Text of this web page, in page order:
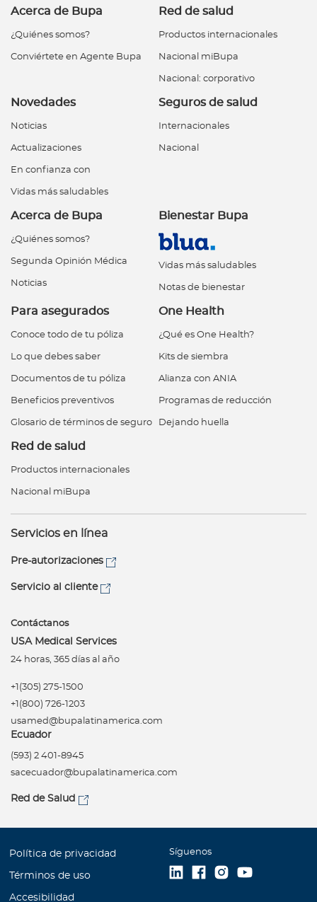
Acerca de Bupa
¿Quiénes somos?
Conviértete en Agente Bupa
Red de salud
Productos internacionales
Nacional miBupa
Nacional: corporativo
Novedades
Noticias
Actualizaciones
En confianza con
Vidas más saludables
Seguros de salud
Internacionales
Nacional
Acerca de Bupa
¿Quiénes somos?
Segunda Opinión Médica
Noticias
Bienestar Bupa
Vidas más saludables
Notas de bienestar
Para asegurados
Conoce todo de tu póliza
Lo que debes saber
Documentos de tu póliza
Beneficios preventivos
Glosario de términos de seguro
One Health
¿Qué es One Health?
Kits de siembra
Alianza con ANIA
Programas de reducción
Dejando huella
Red de salud
Productos internacionales
Nacional miBupa
Servicios en línea
Pre-autorizaciones
Servicio al cliente
Contáctanos
USA Medical Services
24 horas, 365 días al año
+1(305) 275-1500
+1(800) 726-1203
usamed@bupalatinamerica.com
Ecuador
(593) 2 401-8945
sacecuador@bupalatinamerica.com
Red de Salud
Política de privacidad
Términos de uso
Accesibilidad
Síguenos